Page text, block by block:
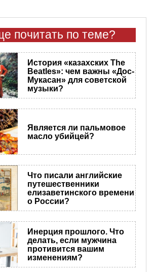
почитать по теме?
История «казахских The
Beatles»: чем важны «Дос-
Мукасан» для советской
музыки?
Является ли пальмовое
масло убийцей?
Что писали английские
путешественники
елизаветинского времени
о России?
Инерция прошлого. Что
делать, если мужчина
противится вашим
изменениям?